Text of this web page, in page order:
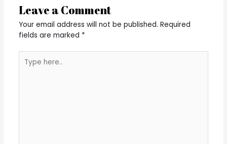
Leave a Comment
Your email address will not be published. Required
fields are marked *
here..